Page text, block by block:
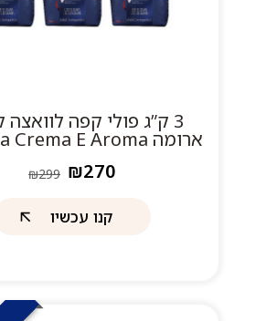
3 ק”ג פולי קפה
ארומה Lavazza Crema E Aroma
₪270
₪299
קנו עכשיו